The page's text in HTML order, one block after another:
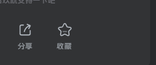
分享 收藏